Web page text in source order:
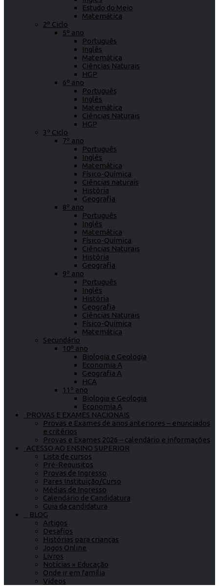
Estudo do Meio
Matemática
2º Ciclo
5º ano
Português
Inglês
Matemática
Ciências Naturais
HGP
6º ano
Português
Inglês
Matemática
Ciências Naturais
HGP
3º Ciclo
7º ano
Português
Inglês
Matemática
Físico-Química
Ciências naturais
História
Geografia
8º ano
Português
Inglês
Matemática
Físico-Química
Ciências Naturais
História
Geografia
9º ano
Português
Inglês
História
Geografia
Ciências Naturais
Físico-Química
Matemática
Secundário
10º ano
Biologia e Geologia
Economia A
Geografia A
HCA
11º ano
Biologia e Geologia
Economia A
PROVAS E EXAMES NACIONAIS
Provas e Exames de anos anteriores – enunciados
e critérios
Provas e Exames 2026 – calendário e informações
ACESSO AO ENSINO SUPERIOR
Lista de cursos
Pré-Requisitos
Provas de Ingresso
Pares Instituição/Curso
Médias de Ingresso
Calendário de Candidatura
Guia da candidatura
BLOG
Artigos
Desafios
Histórias para crianças
Jogos Online
Livros
Notícias » Educação
Onde ir em família
Vídeos